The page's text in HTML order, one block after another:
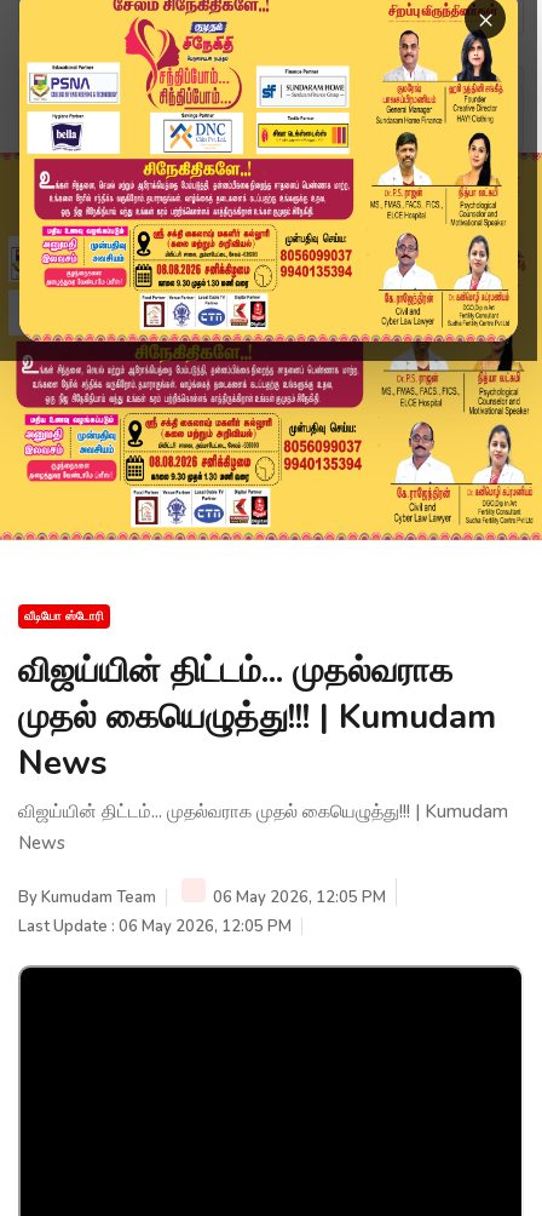
×
Home
வீடியோ ஸ்டோரி
விஜய்யின் திட்டம்... முதல்வராக முதல் கையெழுத்து...
வீடியோ ஸ்டோரி
விஜய்யின் திட்டம்... முதல்வராக
முதல் கையெழுத்து!!! | Kumudam
News
விஜய்யின் திட்டம்... முதல்வராக முதல் கையெழுத்து!!! | Kumudam
News
ByKumudam Team
06 May 2026, 12:05 PM
Last Update : 06 May 2026, 12:05 PM